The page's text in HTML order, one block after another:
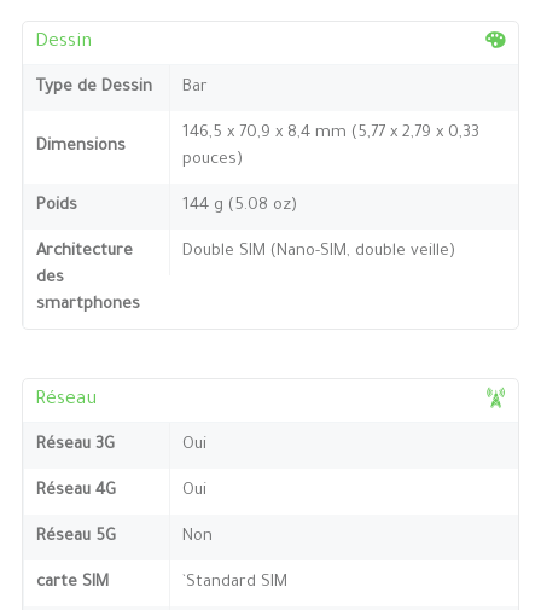
Dessin
Type de Dessin Bar
Dimensions
146,5 x 70,9 x 8,4 mm (5,77 x 2,79 x 0,33
pouces)
Poids 144 g (5.08 oz)
Architecture
des
smartphones
Double SIM (Nano-SIM, double veille)
Réseau
Réseau 3G Oui
Réseau 4G Oui
Réseau 5G Non
carte SIM `Standard SIM